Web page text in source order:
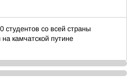
студентов со всей страны
камчатской путине